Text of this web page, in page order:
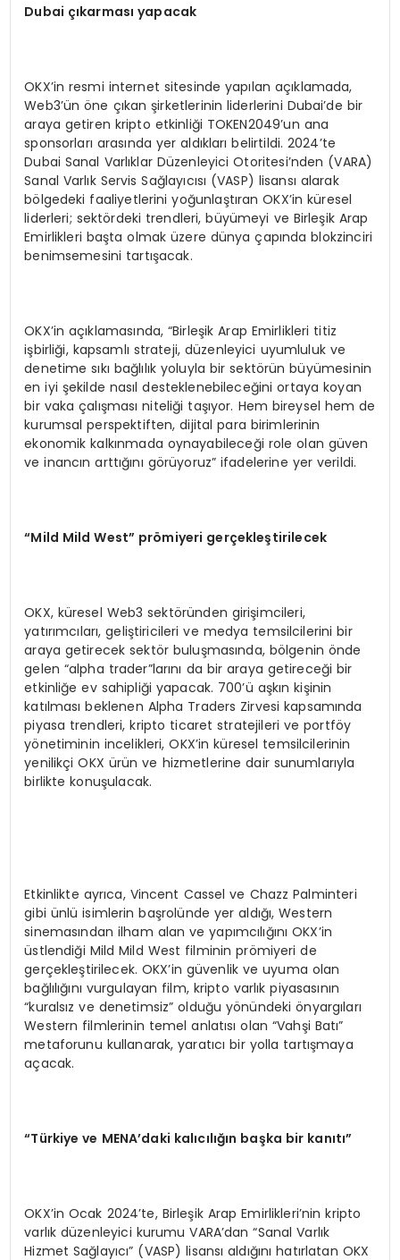
Dubai çıkarması yapacak
OKX’in resmi internet sitesinde yapılan açıklamada,
Web3’ün öne çıkan şirketlerinin liderlerini Dubai’de bir
araya getiren kripto etkinliği TOKEN2049’un ana
sponsorları arasında yer aldıkları belirtildi. 2024’te
Dubai Sanal Varlıklar Düzenleyici Otoritesi’nden (VARA)
Sanal Varlık Servis Sağlayıcısı (VASP) lisansı alarak
bölgedeki faaliyetlerini yoğunlaştıran OKX’in küresel
liderleri; sektördeki trendleri, büyümeyi ve Birleşik Arap
Emirlikleri başta olmak üzere dünya çapında blokzinciri
benimsemesini tartışacak.
OKX’in açıklamasında, “Birleşik Arap Emirlikleri titiz
işbirliği, kapsamlı strateji, düzenleyici uyumluluk ve
denetime sıkı bağlılık yoluyla bir sektörün büyümesinin
en iyi şekilde nasıl desteklenebileceğini ortaya koyan
bir vaka çalışması niteliği taşıyor. Hem bireysel hem de
kurumsal perspektiften, dijital para birimlerinin
ekonomik kalkınmada oynayabileceği role olan güven
ve inancın arttığını görüyoruz” ifadelerine yer verildi.
“Mild Mild West” prömiyeri gerçekleştirilecek
OKX, küresel Web3 sektöründen girişimcileri,
yatırımcıları, geliştiricileri ve medya temsilcilerini bir
araya getirecek sektör buluşmasında, bölgenin önde
gelen “alpha trader”larını da bir araya getireceği bir
etkinliğe ev sahipliği yapacak. 700’ü aşkın kişinin
katılması beklenen Alpha Traders Zirvesi kapsamında
piyasa trendleri, kripto ticaret stratejileri ve portföy
yönetiminin incelikleri, OKX’in küresel temsilcilerinin
yenilikçi OKX ürün ve hizmetlerine dair sunumlarıyla
birlikte konuşulacak.
Etkinlikte ayrıca, Vincent Cassel ve Chazz Palminteri
gibi ünlü isimlerin başrolünde yer aldığı, Western
sinemasından ilham alan ve yapımcılığını OKX’in
üstlendiği Mild Mild West filminin prömiyeri de
gerçekleştirilecek. OKX’in güvenlik ve uyuma olan
bağlılığını vurgulayan film, kripto varlık piyasasının
“kuralsız ve denetimsiz” olduğu yönündeki önyargıları
Western filmlerinin temel anlatısı olan “Vahşi Batı”
metaforunu kullanarak, yaratıcı bir yolla tartışmaya
açacak.
“Türkiye ve MENA’daki kalıcılığın başka bir kanıtı”
OKX’in Ocak 2024’te, Birleşik Arap Emirlikleri’nin kripto
varlık düzenleyici kurumu VARA’dan “Sanal Varlık
Hizmet Sağlayıcı” (VASP) lisansı aldığını hatırlatan OKX